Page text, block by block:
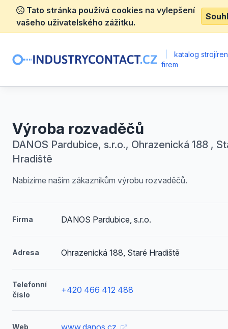
Tato stránka používá cookies na vylepšení
vašeho uživatelského zážitku.
katalog
firem
Výroba rozvaděčů
DANOS Pardubice, s.r.o., Ohrazenická 188 ,
Hradiště
Nabízíme našim zákazníkům výrobu rozvaděčů.
Firma DANOS Pardubice, s.r.o.
Adresa Ohrazenická 188, Staré Hradiště
Telefonní
číslo
+420 466 412 488
Web www.danos.cz